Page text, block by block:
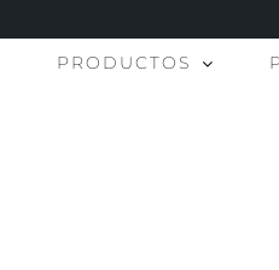
PRODUCTOS